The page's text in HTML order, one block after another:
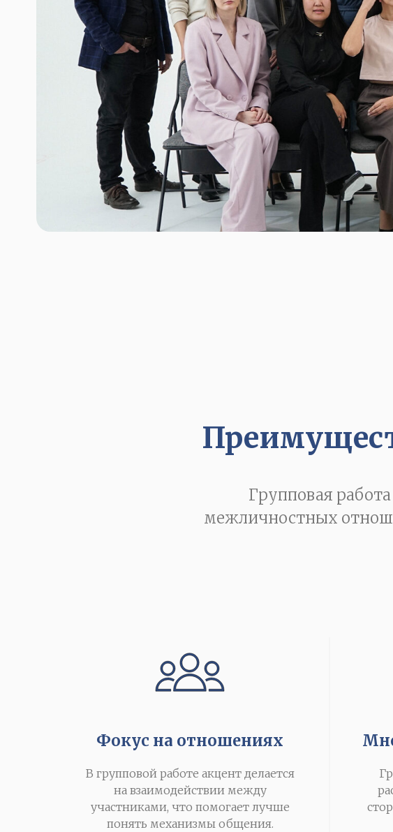
Групповая
межличностных
Фокус на отношениях
В групповой работе акцент делается
на взаимодействии между
участниками, что помогает лучше
понять механизмы общения.